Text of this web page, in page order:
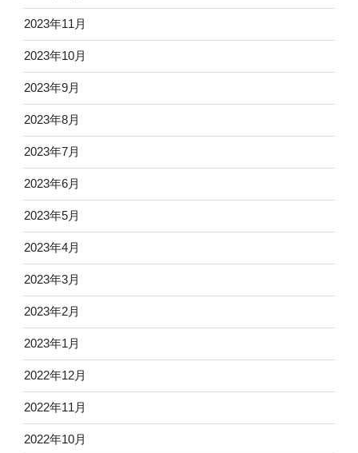
2023年11月
2023年10月
2023年9月
2023年8月
2023年7月
2023年6月
2023年5月
2023年4月
2023年3月
2023年2月
2023年1月
2022年12月
2022年11月
2022年10月